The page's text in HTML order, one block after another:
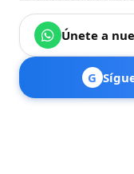
Únete a
G